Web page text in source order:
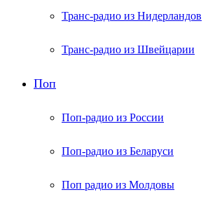
Транс-радио из Нидерландов
Транс-радио из Швейцарии
Поп
Поп-радио из России
Поп-радио из Беларуси
Поп радио из Молдовы